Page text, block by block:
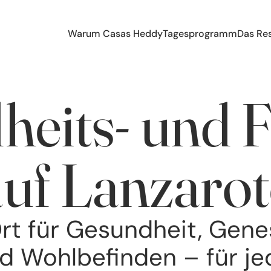
Warum Casas HeddyTagesprogrammDas
und
für Gesundheit,
Wohlbefinden – für